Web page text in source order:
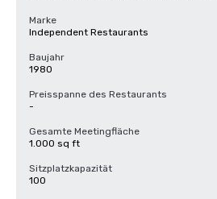
Marke
Independent Restaurants
Baujahr
1980
Preisspanne des Restaurants
-
Gesamte Meetingfläche
1.000 sq ft
Sitzplatzkapazität
100